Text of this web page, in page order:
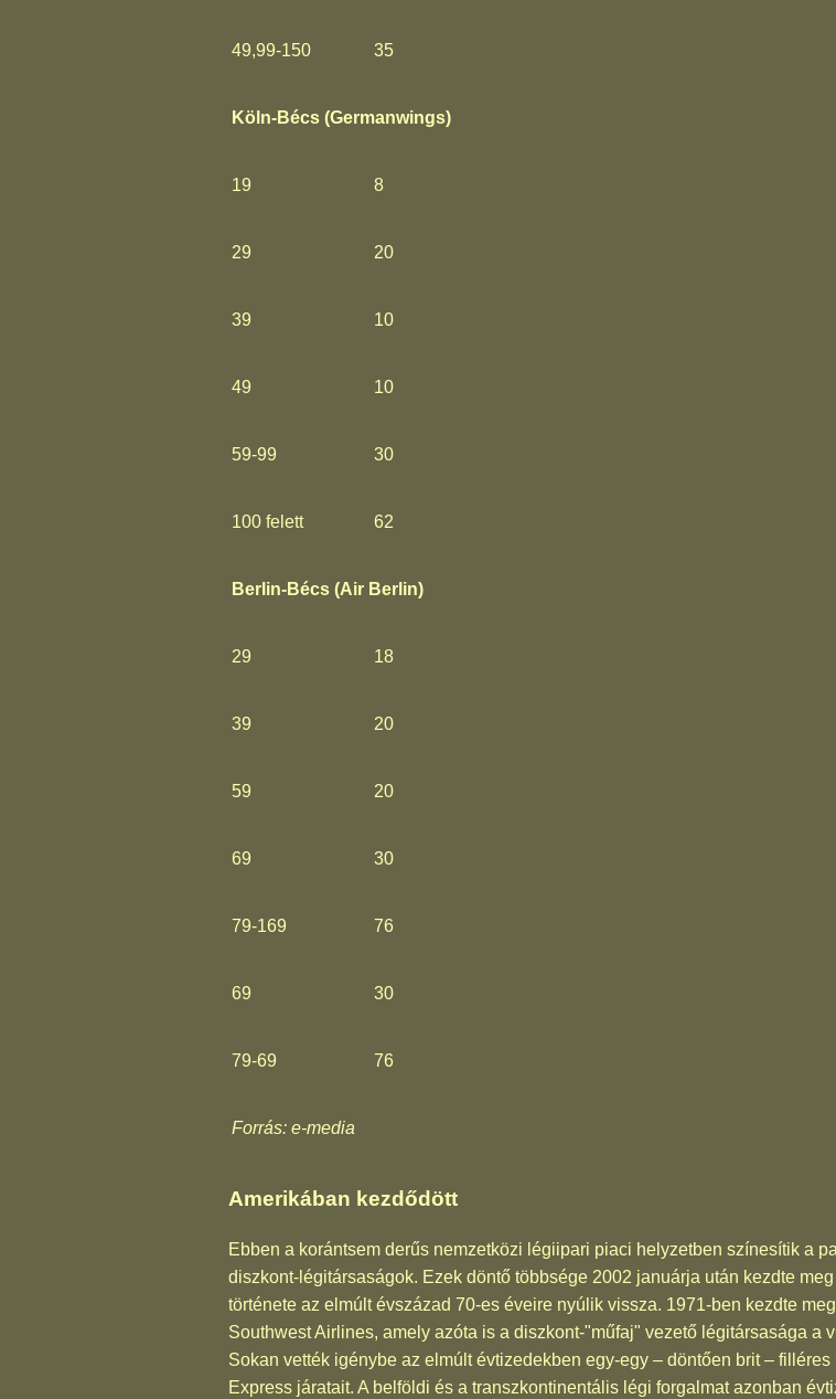
49,99-150 35
Köln-Bécs (Germanwings)
19 8
29 20
39 10
49 10
59-99 30
100 felett 62
Berlin-Bécs (Air Berlin)
29 18
39 20
59 20
69 30
79-169 76
69 30
79-69 76
Forrás: e-media
Amerikában kezdődött
Ebben a korántsem derűs nemzetközi légiipari piaci helyzetben színesítik a
diszkont-légitársaságok. Ezek döntő többsége 2002 januárja után kezdte
története az elmúlt évszázad 70-es éveire nyúlik vissza. 1971-ben kezdte
Southwest Airlines, amely azóta is a diszkont-"műfaj" vezető légitársasága
Sokan vették igénybe az elmúlt évtizedekben egy-egy – döntően brit –
Express járatait. A belföldi és a transzkontinentális légi forgalmat azonban